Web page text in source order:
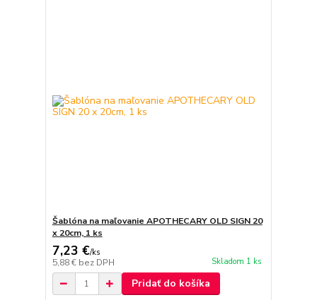
Šablóna na maľovanie APOTHECARY OLD SIGN 20
x 20cm, 1 ks
7,23 €/ks
5,88 € bez DPH Skladom 1 ks
Pridať do košíka